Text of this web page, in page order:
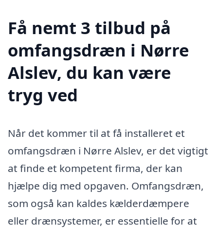
Få nemt 3 tilbud på
omfangsdræn i Nørre
Alslev, du kan være
tryg ved
Når det kommer til at få installeret et
omfangsdræn i Nørre Alslev, er det vigtigt
at finde et kompetent firma, der kan
hjælpe dig med opgaven. Omfangsdræn,
som også kan kaldes kælderdæmpere
eller drænsystemer, er essentielle for at